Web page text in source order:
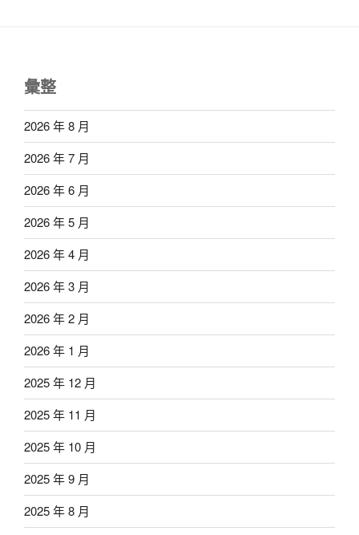
彙整
2026 年 8 月
2026 年 7 月
2026 年 6 月
2026 年 5 月
2026 年 4 月
2026 年 3 月
2026 年 2 月
2026 年 1 月
2025 年 12 月
2025 年 11 月
2025 年 10 月
2025 年 9 月
2025 年 8 月